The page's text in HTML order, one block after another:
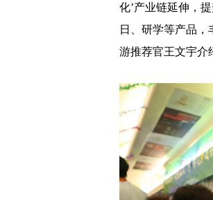
化’产业链延伸，
日、研学等产品，
游推荐官王文宇介